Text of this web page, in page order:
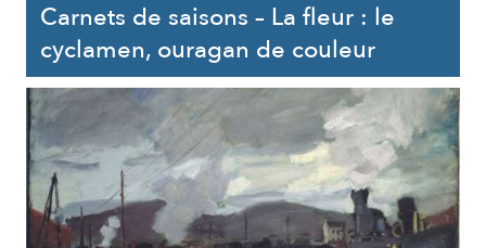
Carnets de saisons – La fleur : le
cyclamen, ouragan de couleur